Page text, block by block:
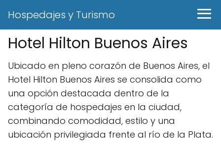
Hospedajes y Turismo
Hotel Hilton Buenos Aires
Ubicado en pleno corazón de Buenos Aires, el
Hotel Hilton Buenos Aires se consolida como
una opción destacada dentro de la
categoría de hospedajes en la ciudad,
combinando comodidad, estilo y una
ubicación privilegiada frente al río de la Plata.